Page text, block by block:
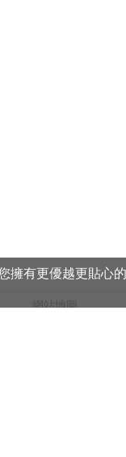
網站地圖
擁有更優越更貼心的